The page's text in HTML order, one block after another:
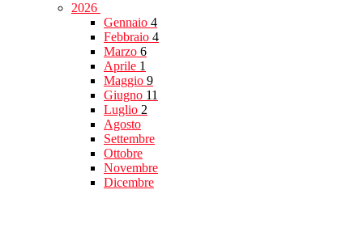
2026
Gennaio 4
Febbraio 4
Marzo 6
Aprile 1
Maggio 9
Giugno 11
Luglio 2
Agosto
Settembre
Ottobre
Novembre
Dicembre